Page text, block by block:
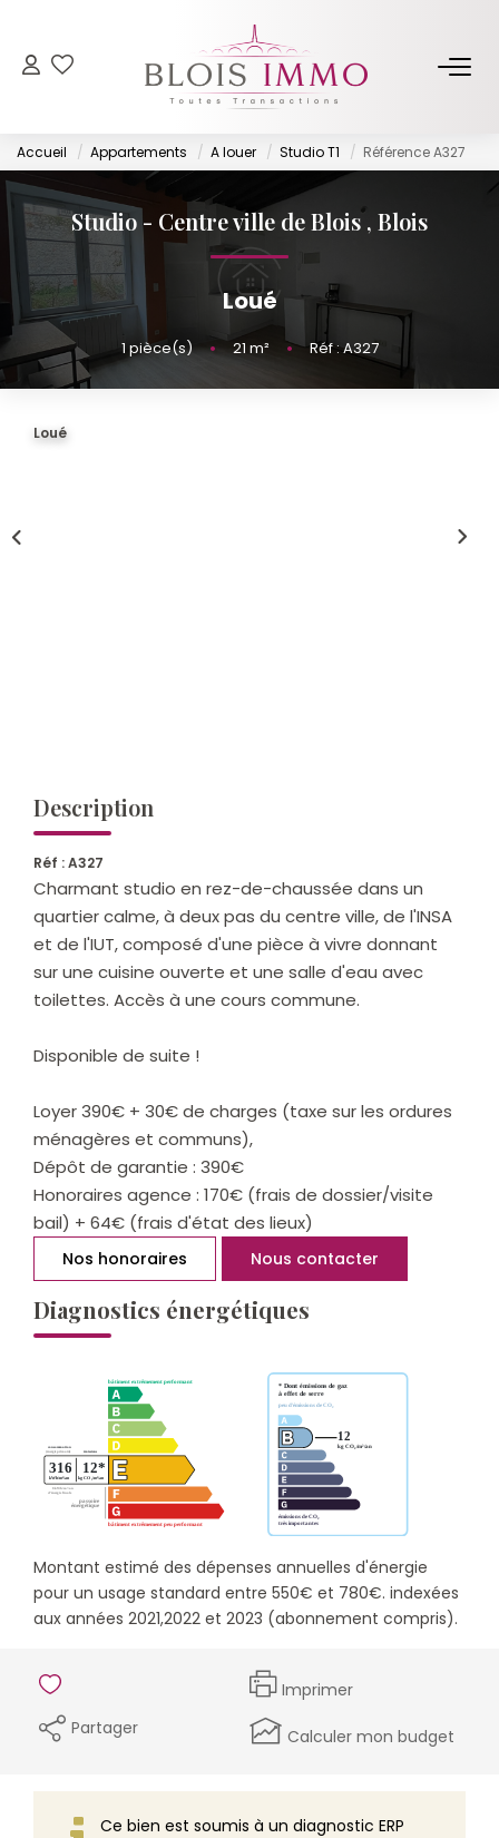
NOS BIENS
Acheter
Louer
Biens Vendus Et Loués
Off Market
ESTIMER
Accueil Appartements A louer Studio T1 Référence A327
Studio - Centre ville de Blois, Blois
Loué
1 pièce(s) • 21 m² • Réf : A327
Loué
Description
Réf : A327
Charmant studio en rez-de-chaussée dans un
quartier calme, à deux pas du centre ville, de l'INSA
et de l'IUT, composé d'une pièce à vivre donnant
sur une cuisine ouverte et une salle d'eau avec
toilettes. Accès à une cours commune.
Disponible de suite !
Loyer 390€ + 30€ de charges (taxe sur les ordures
ménagères et communs),
Dépôt de garantie : 390€
Honoraires agence : 170€ (frais de dossier/visite
bail) + 64€ (frais d'état des lieux)
Nos honoraires Nous contacter
Diagnostics énergétiques
Montant estimé des dépenses annuelles d'énergie
pour un usage standard entre 550€ et 780€. indexées
aux années 2021,2022 et 2023 (abonnement compris).
Imprimer
Partager
Calculer mon budget
Ce bien est soumis à un diagnostic ERP